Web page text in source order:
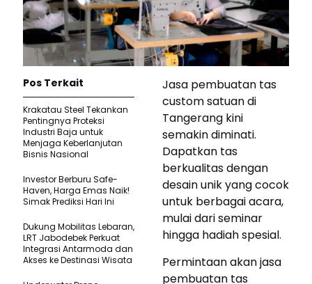
Jasa pembuatan tas
custom satuan di
Tangerang kini
semakin diminati.
Dapatkan tas
berkualitas dengan
desain unik yang cocok
untuk berbagai acara,
mulai dari seminar
hingga hadiah spesial.
Permintaan akan jasa
pembuatan tas
Pos Terkait
Krakatau Steel Tekankan
Pentingnya Proteksi
Industri Baja untuk
Menjaga Keberlanjutan
Bisnis Nasional
Investor Berburu Safe-
Haven, Harga Emas Naik!
Simak Prediksi Hari Ini
Dukung Mobilitas Lebaran,
LRT Jabodebek Perkuat
Integrasi Antarmoda dan
Akses ke Destinasi Wisata